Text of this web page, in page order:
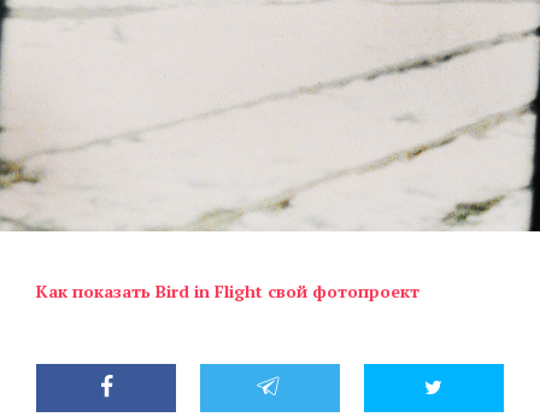
Как показать Bird in Flight свой фотопроект